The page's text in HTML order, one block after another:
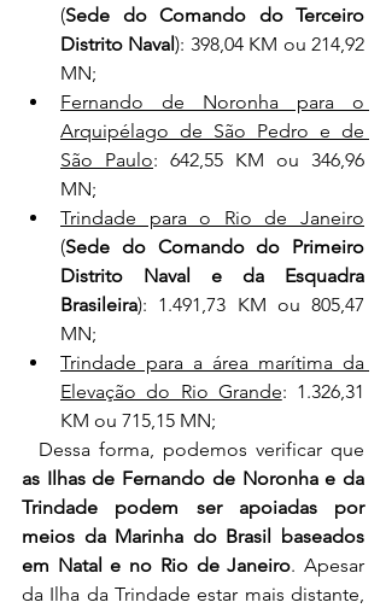
(Sede do Comando do Terceiro
Distrito Naval): 398,04 KM ou 214,92
MN;
Fernando de Noronha para o
Arquipélago de São Pedro e de
São Paulo: 642,55 KM ou 346,96
MN;
Trindade para o Rio de Janeiro
(Sede do Comando do Primeiro
Distrito Naval e da Esquadra
Brasileira): 1.491,73 KM ou 805,47
MN;
Trindade para a área marítima da
Elevação do Rio Grande: 1.326,31
KM ou 715,15 MN;
as Ilhas de Fernando de Noronha e da
Trindade podem ser apoiadas por
meios da Marinha do Brasil baseados
em Natal e no Rio de Janeiro. Apesar
da Ilha da Trindade estar mais distante,